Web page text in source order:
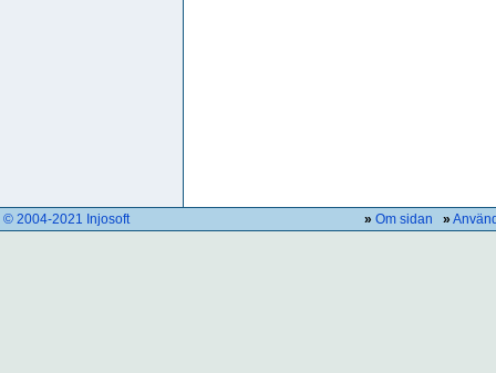
© 2004-2021 Injosoft » Om sidan »